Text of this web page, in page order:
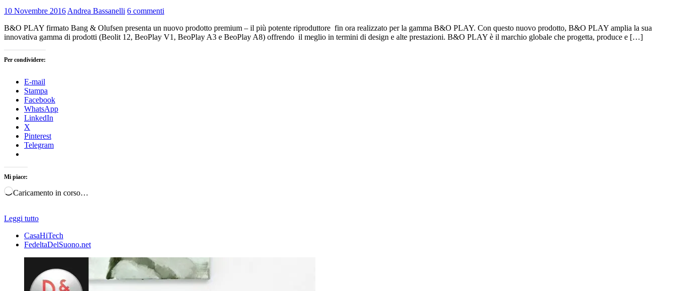
10 Novembre 2016 Andrea Bassanelli 6 commenti
B&O PLAY firmato Bang & Olufsen presenta un nuovo prodotto premium – il più potente riproduttore fin ora realizzato per la gamma B&O PLAY. Con questo nuovo prodotto, B&O PLAY amplia la sua
innovativa gamma di prodotti (Beolit 12, BeoPlay V1, BeoPlay A3 e BeoPlay A8) offrendo il meglio in termini di design e alte prestazioni. B&O PLAY è il marchio globale che progetta, produce e […]
Per condividere:
E-mail
Stampa
Facebook
WhatsApp
LinkedIn
X
Pinterest
Telegram
Mi piace:
Caricamento in corso…
Leggi tutto
CasaHiTech
FedeltaDelSuono.net